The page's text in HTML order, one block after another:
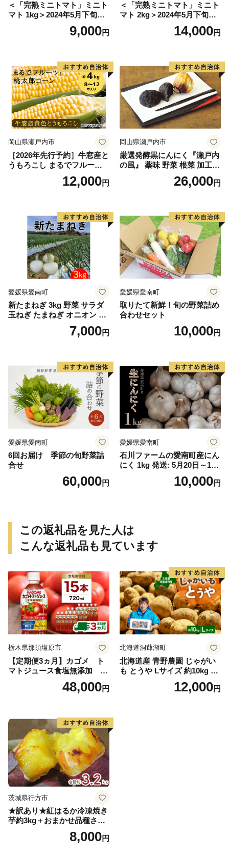
＜「完熟ミニトマト」ミニト
マト 1kg＞2024年5月下旬迄
に順次出荷 野菜ソムリエサ
ミット アルル・リリカ共に
県 高鍋町産 産地直送 有機肥
料使用 高糖度 西森農園
9,000円
＜「完熟ミニトマト」ミニト
マト 2kg＞2024年5月下旬迄
に順次出荷 野菜ソムリエサ
ミット アルル・リリカ共に
県 高鍋町産 産地直送 有機肥
料使用 高糖度 西森農園
14,000円
岡山県瀬戸内市
［2026年先行予約］牛窓産と
うもろこし まるでフルー
ツ！最高糖度25度超え 生で
甘い、茹でて美味い！ 黄色
12,000円
岡山県瀬戸内市
厳選発酵黒にんにく『瀬戸内
の風』 薬味 野菜 根菜 加工食
26,000円
愛媛県愛南町
新たまねぎ 3kg 野菜 サラダ
玉ねぎ たまねぎ オニオン シ
ルクオニオン スープ 煮物 カ
旬～
7,000円
愛媛県愛南町
取りたて新鮮！旬の野菜詰め
合わせセット
10,000円
愛媛県愛南町
6回お届け 季節の旬野菜詰
合せ
60,000円
愛媛県愛南町
石川ファームの愛南町産にん
にく 1kg 発送: 5月20日～11
10,000円
この返礼品を見た人は
こんな返礼品も見ています
栃木県那須塩原市
【定期便3ヵ月】カゴメ ト
マトジュース食塩無添加 72
0ml PET×15本 1ケース 毎月
届く 3ヵ月 3回コース ns001-
48,000円
北海道洞爺湖町
北海道産 青野農園 じゃがい
も とうや Lサイズ 約10kg 20
26年10月初旬～12月下旬頃お
届け 先行予約 北海道 ジャガ
12,000円
茨城県行方市
★訳あり★紅はるか冷凍焼き
芋約3kg＋おまかせ品種さつ
まいも 合計約3.2kg｜さつ
まいも サツマイモ さつま芋
8,000円